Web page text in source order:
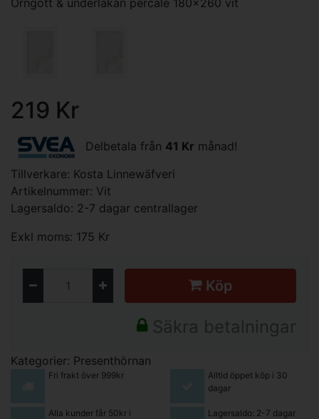
Örngott & underlakan percale 180x260 vit
219 Kr
Delbetala från 41 Kr månad!
Tillverkare: Kosta Linnewäfveri
Artikelnummer: Vit
Lagersaldo: 2-7 dagar centrallager
Exkl moms: 175 Kr
Köp
Säkra betalningar
Kategorier: Presenthörnan
Fri frakt över 999kr
Alltid öppet köp i 30
dagar
Alla kunder får 50kr i
Lagersaldo: 2-7 dagar